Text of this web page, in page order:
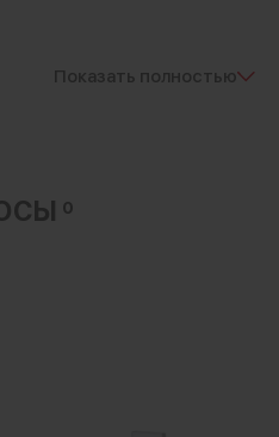
Показать полностью
0